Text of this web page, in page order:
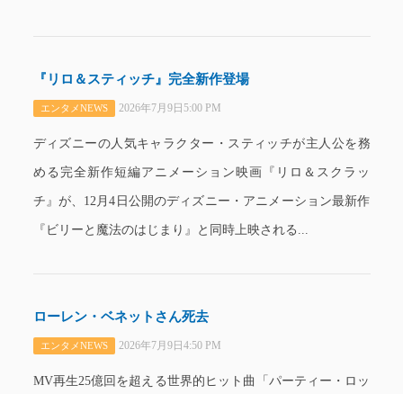
『リロ＆スティッチ』完全新作登場
エンタメNEWS 2026年7月9日5:00 PM
ディズニーの人気キャラクター・スティッチが主人公を務
める完全新作短編アニメーション映画『リロ＆スクラッ
チ』が、12月4日公開のディズニー・アニメーション最新作
『ビリーと魔法のはじまり』と同時上映される...
ローレン・ベネットさん死去
エンタメNEWS 2026年7月9日4:50 PM
MV再生25億回を超える世界的ヒット曲「パーティー・ロッ